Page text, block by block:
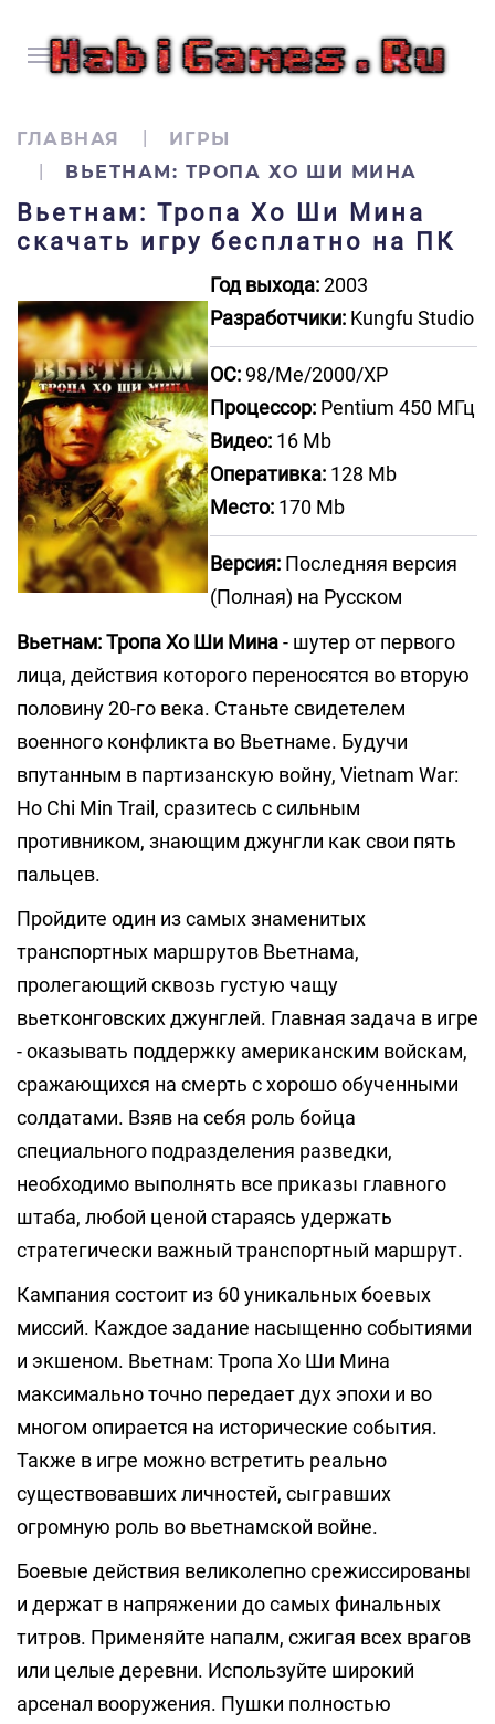
ГЛАВНАЯ
ИГРЫ
ВЬЕТНАМ: ТРОПА ХО ШИ МИНА
Вьетнам: Тропа Хо Ши Мина
скачать игру бесплатно на ПК
Год выхода:2003
Разработчики: Kungfu Studio
ОС:98/Me/2000/XP
Процессор: Pentium 450 МГц
Видео: 16 Mb
Оперативка: 128 Mb
Место: 170 Mb
Версия: Последняя версия
(Полная) на Русском
Вьетнам: Тропа Хо Ши Мина- шутер от первого
лица, действия которого переносятся во вторую
половину 20-го века. Станьте свидетелем
военного конфликта во Вьетнаме. Будучи
впутанным в партизанскую войну, Vietnam War:
Ho Chi Min Trail, сразитесь с сильным
противником, знающим джунгли как свои пять
пальцев.
Пройдите один из самых знаменитых
транспортных маршрутов Вьетнама,
пролегающий сквозь густую чащу
вьетконговских джунглей. Главная задача в игре
- оказывать поддержку американским войскам,
сражающихся на смерть с хорошо обученными
солдатами. Взяв на себя роль бойца
специального подразделения разведки,
необходимо выполнять все приказы главного
штаба, любой ценой стараясь удержать
стратегически важный транспортный маршрут.
Кампания состоит из 60 уникальных боевых
миссий. Каждое задание насыщенно событиями
и экшеном. Вьетнам: Тропа Хо Ши Мина
максимально точно передает дух эпохи и во
многом опирается на исторические события.
Также в игре можно встретить реально
существовавших личностей, сыгравших
огромную роль во вьетнамской войне.
Боевые действия великолепно срежиссированы
и держат в напряжении до самых финальных
титров. Применяйте напалм, сжигая всех врагов
или целые деревни. Используйте широкий
арсенал вооружения. Пушки полностью